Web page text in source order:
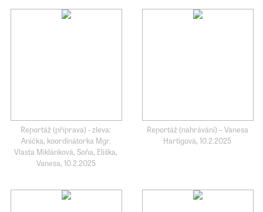
Reportáž (příprava) - zleva:
Anička, koordinátorka Mgr.
Vlasta Miklánková, Soňa, Eliška,
Vanesa, 10.2.2025
Reportáž (nahrávání) – Vanesa
Hartigová, 10.2.2025